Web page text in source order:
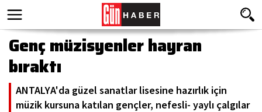
Genç müzisyenler hayran
bıraktı
ANTALYA'da güzel sanatlar lisesine hazırlık için
müzik kursuna katılan gençler, nefesli- yaylı çalgılar